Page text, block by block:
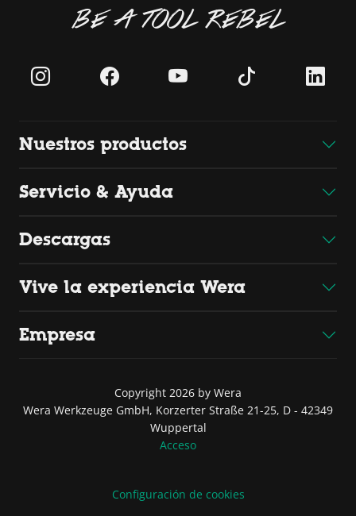
BE A TOOL REBEL
Nuestros productos
Servicio & Ayuda
Descargas
Vive la experiencia Wera
Empresa
Copyright 2026 by Wera
Wera Werkzeuge GmbH, Korzerter Straße 21-25, D - 42349
Wuppertal
Acceso
Configuración de cookies